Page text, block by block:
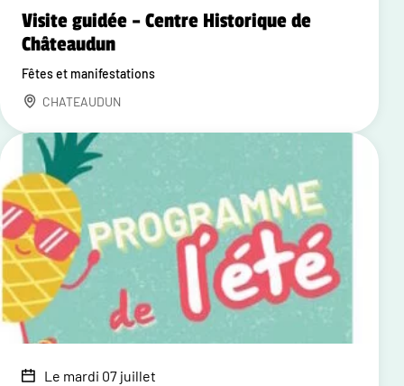
Visite guidée – Centre Historique de
Châteaudun
Fêtes et manifestations
CHATEAUDUN
Le mardi 07 juillet